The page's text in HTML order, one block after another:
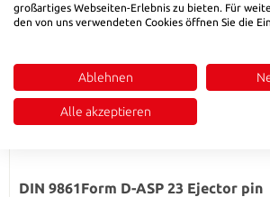
DIN 9861Form D-ASP 23 Ejector pin
großartiges Webseiten-Erlebnis zu bieten. Für
den von uns verwendeten Cookies öffnen Sie die
Ablehnen
Alle akzeptieren